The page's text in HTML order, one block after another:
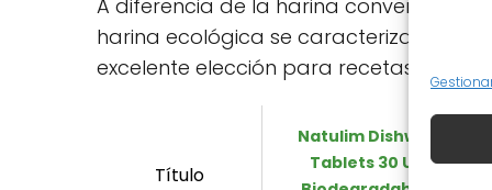
A diferencia de la harina convencional,
harina ecológica se caracteriza por su
excelente elección para recetas tanto
Título
Natulim Dishwasher
Tablets 30 Uses –